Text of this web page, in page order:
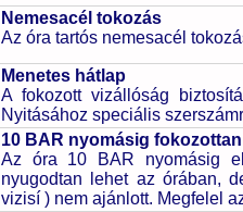
Nemesacél tokozás
Az óra tartós nemesacél
Menetes hátlap
A fokozott vizállóság
Nyitásához speciális
10 BAR nyomásig
Az óra 10 BAR nyomásig
nyugodtan lehet az órában,
vizisí ) nem ajánlott. Megfelel